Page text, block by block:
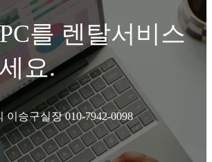
를 렌탈서비스
요.
이승구실장 010-7942-0098